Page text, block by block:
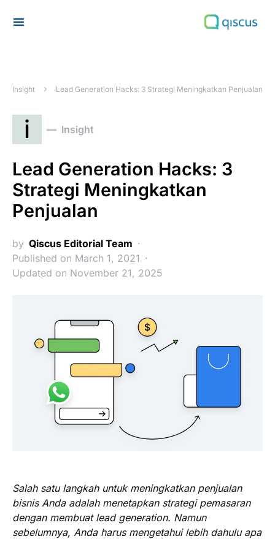
Insight Lead Generation Hacks: 3 Strategi Meningkatkan Penjualan
i Insight
Lead Generation Hacks: 3
Strategi Meningkatkan
Penjualan
by Qiscus Editorial Team
Published on March 1, 2021
Updated on November 21, 2025
Salah satu langkah untuk meningkatkan penjualan
bisnis Anda adalah menetapkan strategi pemasaran
dengan membuat lead generation. Namun
sebelumnya, Anda harus mengetahui lebih dahulu apa